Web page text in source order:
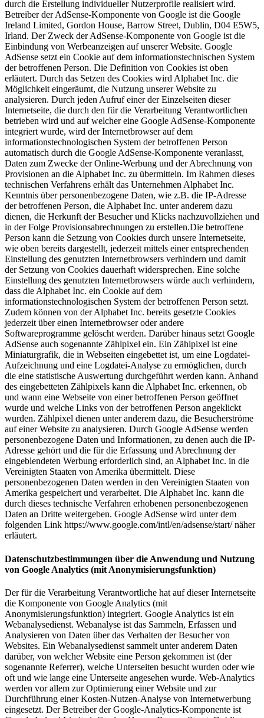
durch die Erstellung individueller Nutzerprofile realisiert wird.
Betreiber der AdSense-Komponente von Google ist die Google
Ireland Limited, Gordon House, Barrow Street, Dublin, D04 E5W5,
Irland. Der Zweck der AdSense-Komponente von Google ist die
Einbindung von Werbeanzeigen auf unserer Website. Google
AdSense setzt ein Cookie auf dem informationstechnischen System
der betroffenen Person. Die Definition von Cookies ist oben
erläutert. Durch das Setzen des Cookies wird Alphabet Inc. die
Möglichkeit eingeräumt, die Nutzung unserer Website zu
analysieren. Durch jeden Aufruf einer der Einzelseiten dieser
Internetseite, die durch den für die Verarbeitung Verantwortlichen
betrieben wird und auf welcher eine Google AdSense-Komponente
integriert wurde, wird der Internetbrowser auf dem
informationstechnologischen System der betroffenen Person
automatisch durch die Google AdSense-Komponente veranlasst,
Daten zum Zwecke der Online-Werbung und der Abrechnung von
Provisionen an die Alphabet Inc. zu übermitteln. Im Rahmen dieses
technischen Verfahrens erhält das Unternehmen Alphabet Inc.
Kenntnis über personenbezogene Daten, wie z.B. die IP-Adresse
der betroffenen Person, die Alphabet Inc. unter anderem dazu
dienen, die Herkunft der Besucher und Klicks nachzuvollziehen und
in der Folge Provisionsabrechnungen zu erstellen.Die betroffene
Person kann die Setzung von Cookies durch unsere Internetseite,
wie oben bereits dargestellt, jederzeit mittels einer entsprechenden
Einstellung des genutzten Internetbrowsers verhindern und damit
der Setzung von Cookies dauerhaft widersprechen. Eine solche
Einstellung des genutzten Internetbrowsers würde auch verhindern,
dass die Alphabet Inc. ein Cookie auf dem
informationstechnologischen System der betroffenen Person setzt.
Zudem können von der Alphabet Inc. bereits gesetzte Cookies
jederzeit über einen Internetbrowser oder andere
Softwareprogramme gelöscht werden. Darüber hinaus setzt Google
AdSense auch sogenannte Zählpixel ein. Ein Zählpixel ist eine
Miniaturgrafik, die in Webseiten eingebettet ist, um eine Logdatei-
Aufzeichnung und eine Logdatei-Analyse zu ermöglichen, durch
die eine statistische Auswertung durchgeführt werden kann. Anhand
des eingebetteten Zählpixels kann die Alphabet Inc. erkennen, ob
und wann eine Webseite von einer betroffenen Person geöffnet
wurde und welche Links von der betroffenen Person angeklickt
wurden. Zählpixel dienen unter anderem dazu, die Besucherströme
auf einer Website zu analysieren. Durch Google AdSense werden
personenbezogene Daten und Informationen, zu denen auch die IP-
Adresse gehört und die für die Erfassung und Abrechnung der
eingeblendeten Werbung erforderlich sind, an Alphabet Inc. in die
Vereinigten Staaten von Amerika übermittelt. Diese
personenbezogenen Daten werden in den Vereinigten Staaten von
Amerika gespeichert und verarbeitet. Die Alphabet Inc. kann die
durch dieses technische Verfahren erhobenen personenbezogenen
Daten an Dritte weitergeben. Google AdSense wird unter dem
folgenden Link https://www.google.com/intl/en/adsense/start/ näher
erläutert.
Datenschutzbestimmungen über die Anwendung und Nutzung
von Google Analytics (mit Anonymisierungsfunktion)
Der für die Verarbeitung Verantwortliche hat auf dieser Internetseite
die Komponente von Google Analytics (mit
Anonymisierungsfunktion) integriert. Google Analytics ist ein
Webanalysedienst. Webanalyse ist das Sammeln, Erfassen und
Analysieren von Daten über das Verhalten der Besucher von
Websites. Ein Webanalysedienst sammelt unter anderem Daten
darüber, von welcher Website eine Person gekommen ist (der
sogenannte Referrer), welche Unterseiten besucht wurden oder wie
oft und wie lange eine Unterseite angesehen wurde. Web-Analytics
werden vor allem zur Optimierung einer Website und zur
Durchführung einer Kosten-Nutzen-Analyse von Internetwerbung
eingesetzt. Der Betreiber der Google-Analytics-Komponente ist